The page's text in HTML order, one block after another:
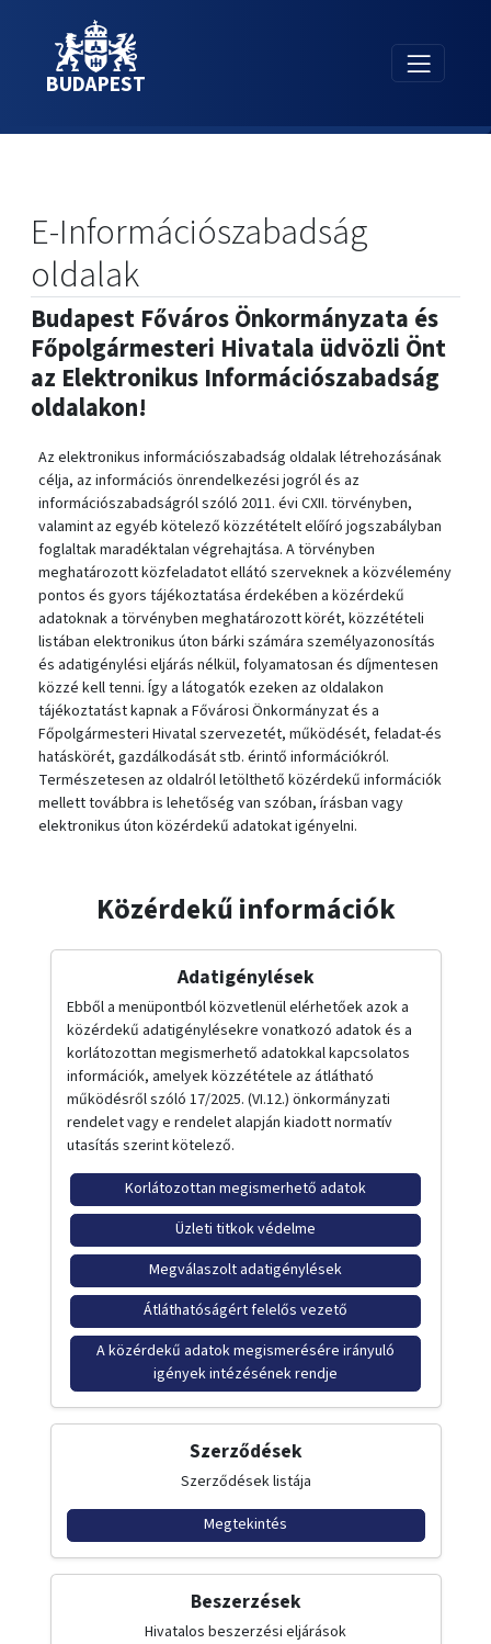
BUDAPEST
E-Információszabadság
oldalak
Budapest Főváros Önkormányzata és
Főpolgármesteri Hivatala üdvözli Önt
az Elektronikus Információszabadság
oldalakon!
Az elektronikus információszabadság oldalak létrehozásának
célja, az információs önrendelkezési jogról és az
információszabadságról szóló 2011. évi CXII. törvényben,
valamint az egyéb kötelező közzétételt előíró jogszabályban
foglaltak maradéktalan végrehajtása. A törvényben
meghatározott közfeladatot ellátó szerveknek a közvélemény
pontos és gyors tájékoztatása érdekében a közérdekű
adatoknak a törvényben meghatározott körét, közzétételi
listában elektronikus úton bárki számára személyazonosítás
és adatigénylési eljárás nélkül, folyamatosan és díjmentesen
közzé kell tenni. Így a látogatók ezeken az oldalakon
tájékoztatást kapnak a Fővárosi Önkormányzat és a
Főpolgármesteri Hivatal szervezetét, működését, feladat-és
hatáskörét, gazdálkodását stb. érintő információkról.
Természetesen az oldalról letölthető közérdekű információk
mellett továbbra is lehetőség van szóban, írásban vagy
elektronikus úton közérdekű adatokat igényelni.
Közérdekű információk
Adatigénylések
Ebből a menüpontból közvetlenül elérhetőek azok a
közérdekű adatigénylésekre vonatkozó adatok és a
korlátozottan megismerhető adatokkal kapcsolatos
információk, amelyek közzététele az átlátható
működésről szóló 17/2025. (VI.12.) önkormányzati
rendelet vagy e rendelet alapján kiadott normatív
utasítás szerint kötelező.
Korlátozottan megismerhető adatok
Üzleti titkok védelme
Megválaszolt adatigénylések
Átláthatóságért felelős vezető
A közérdekű adatok megismerésére irányuló
igények intézésének rendje
Szerződések
Szerződések listája
Megtekintés
Beszerzések
Hivatalos beszerzési eljárások